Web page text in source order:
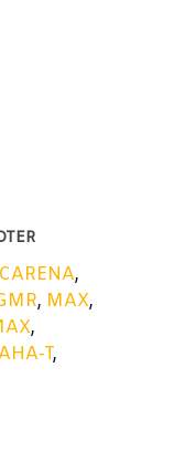
CARENA,
, MAX,
,
T,